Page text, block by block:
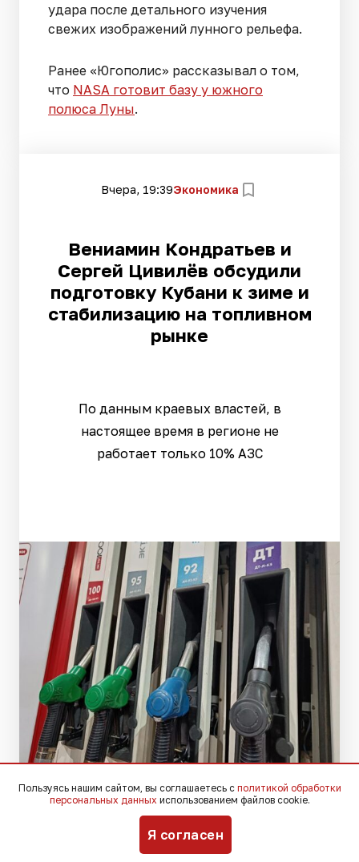
удара после детального изучения
свежих изображений лунного рельефа.
Ранее «Югополис» рассказывал о том,
что NASA готовит базу у южного
полюса Луны.
Вчера, 19:39Экономика
Вениамин Кондратьев и
Сергей Цивилёв обсудили
подготовку Кубани к зиме и
стабилизацию на топливном
рынке
По данным краевых властей, в
настоящее время в регионе не
работает только 10% АЗС
Фото: Югополис
Пользуясь нашим сайтом, вы соглашаетесь с политикой обработки
персональных данных использованием файлов cookie.
Я согласен